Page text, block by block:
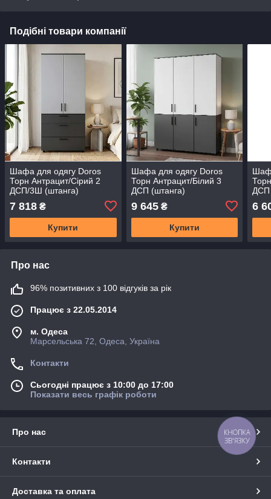
Подібні товари компанії
Шафа для одягу Doros
Торн Антрацит/Сірий 2
ДСП/3Ш (штанга)
011997)
7 818 ₴
Купити
Шафа для одягу Doros
Торн Антрацит/Білий 3
ДСП (штанга)
012031)
9 645₴
Купити
ДСП
6
Про нас
96% позитивних з 100 відгуків за рік
Працює з 22.05.2014
м. Одеса
Марсельська 72, Одеса, Україна
Контакти
Сьогодні працює з 10:00 до 17:00
Показати весь графік роботи
Про нас
Контакти
Доставка та оплата
КНОПКА
ЗВ'ЯЗКУ